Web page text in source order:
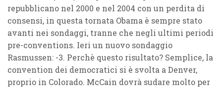
repubblicano nel 2000 e nel 2004 con un perdita di
consensi, in questa tornata Obama è sempre stato
avanti nei sondaggi, tranne che negli ultimi periodi
pre-conventions. Ieri un nuovo sondaggio
Rasmussen: -3. Perchè questo risultato? Semplice, la
convention dei democratici si è svolta a Denver,
proprio in Colorado. McCain dovrà sudare molto per